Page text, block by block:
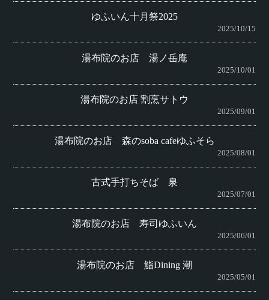
ゆふいん十月祭2025
2025/10/15
湯布院のお店 湯ノ岳庵
2025/10/01
湯布院のお店 割烹サトウ
2025/09/01
湯布院のお店 森のsoba cafeゆふそら
2025/08/01
古式手打ちそば 泉
2025/07/01
湯布院のお店 寿司ゆふいん
2025/06/01
湯布院のお店 鮨Dining 潮
2025/05/01